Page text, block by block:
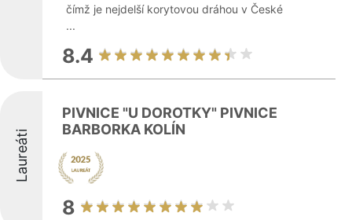
čímž je nejdelší korytovou dráhou v České
...
8.4
Laureáti
PIVNICE "U DOROTKY" PIVNICE
BARBORKA KOLÍN
8